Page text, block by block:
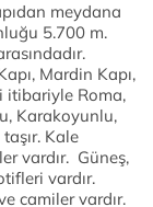
meydana
5.700 m.
Mardin Kapı,
itibariyle Roma,
Karakoyunlu,
Kale
vardır. Güneş,
vardır.
camiler vardır.